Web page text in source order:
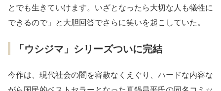
とでも生きていけます。いざとなったら大切な人も犠牲に
できるので」と大胆回答でさらに笑いを起こしていた。
「ウシジマ」シリーズついに完結
今作は、現代社会の闇を容赦なくえぐり、ハードな内容な